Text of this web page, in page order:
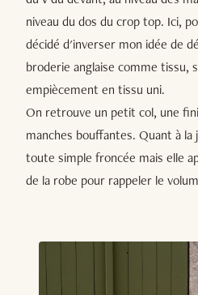
niveau du dos du crop top. Ici,
décidé d'inverser mon idée de
broderie anglaise comme tissu,
empiècement en tissu uni.
On retrouve un petit col, une
manches bouffantes. Quant à la
toute simple froncée mais elle
de la robe pour rappeler le